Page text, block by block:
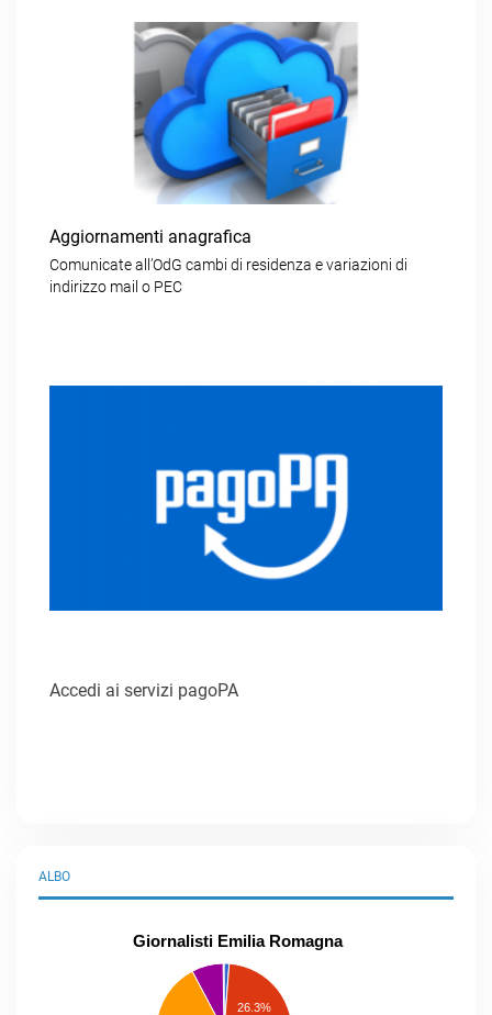
Aggiornamenti anagrafica
Comunicate all’OdG cambi di residenza e variazioni di
indirizzo mail o PEC
Accedi ai servizi pagoPA
ALBO
Giornalisti Emilia Romagna
26.3%